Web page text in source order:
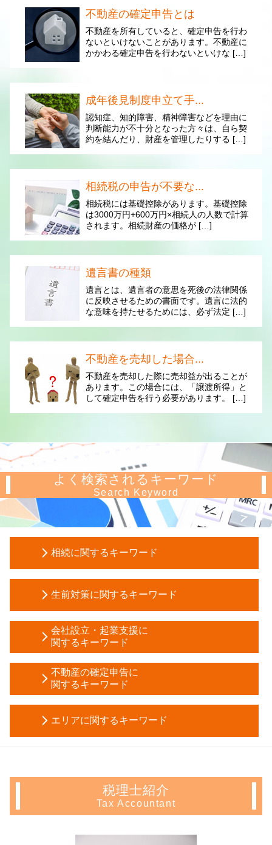
不動産の確定申告とは
不動産を所有していると、確定申告を行わ
ないといけないことがあります。不動産に
かかわる確定申告を行わないといけな […]
成年後見制度申立て手...
認知症、知的障害、精神障害などを理由に
判断能力が不十分となった方々は、自ら契
約を結んだり、財産を管理したりする […]
相続税の申告が不要な...
相続税には基礎控除があります。基礎控除
は3000万円+600万円×相続人の人数で計算
されます。相続財産の価格が […]
遺言書の種類
遺言とは、遺言者の意思を死後の法律関係
に反映させるための書面です。遺言に法的
な意味を持たせるためには、必ず法定 […]
不動産を売却した場合...
不動産を売却した際に売却益が出ることが
あります。この場合には、「譲渡所得」と
して確定申告を行う必要があります。 […]
よく検索されるキーワード
Search Keyword
相続に関するキーワード
公正証書遺言 費用
相続税 時効
贈与税 申告漏れ
自筆証書遺言 保管制度
土地 相続 税金対策
相続 放棄
個人事業主 税務調査
代償分割 要件
生前対策に関するキーワード
家族信託 手続き
成年後見制度 手続き
任意 後見 契約
生前贈与 現金 手渡し
相続時精算課税制度 デメリット
任意後見人 デメリット
会社設立・起業支援に
関するキーワード
決算月 決め方
会社設立 届出
合同会社 株式会社 違い
法人化 手続き
創業 融資
不動産の確定申告に
関するキーワード
住宅ローン控除 必要書類
譲渡所得 確定申告 不要
確定申告 不動産 売却
譲渡 所得 計算
エリアに関するキーワード
起業支援 文京区 相談
生前対策 千葉県 会計士
税理士紹介
Tax Accountant